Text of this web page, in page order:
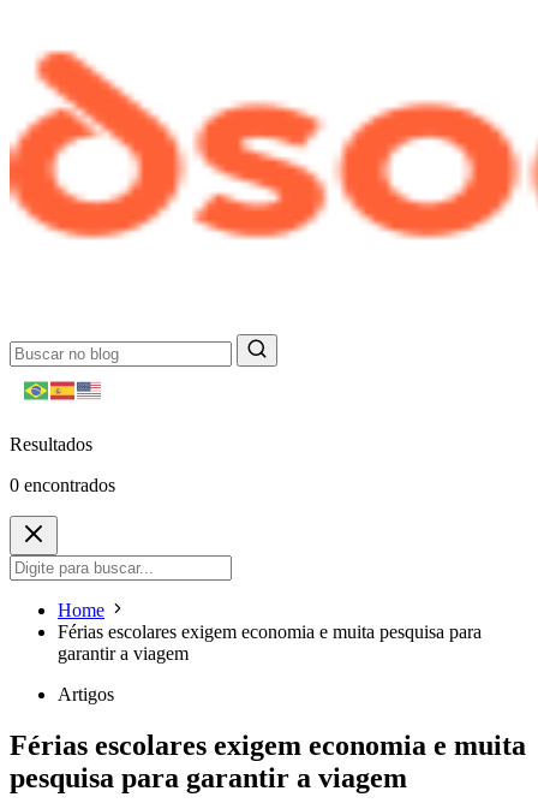
Resultados
0 encontrados
Home
Férias escolares exigem economia e muita pesquisa para
garantir a viagem
Artigos
Férias escolares exigem economia e muita
pesquisa para garantir a viagem